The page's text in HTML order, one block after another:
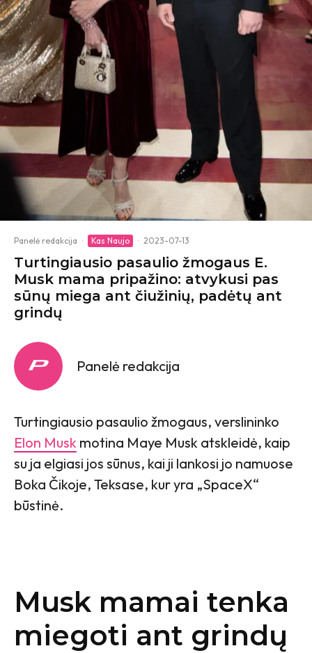
Panelė redakcija · Kas Naujo · 2023-07-13
Turtingiausio pasaulio žmogaus E.
Musk mama pripažino: atvykusi pas
sūnų miega ant čiužinių, padėtų ant
grindų
Panelė redakcija
Turtingiausio pasaulio žmogaus, verslininko
Elon Musk motina Maye Musk atskleidė, kaip
su ja elgiasi jos sūnus, kai ji lankosi jo namuose
Boka Čikoje, Teksase, kur yra „SpaceX“
būstinė.
Musk mamai tenka
miegoti ant grindų